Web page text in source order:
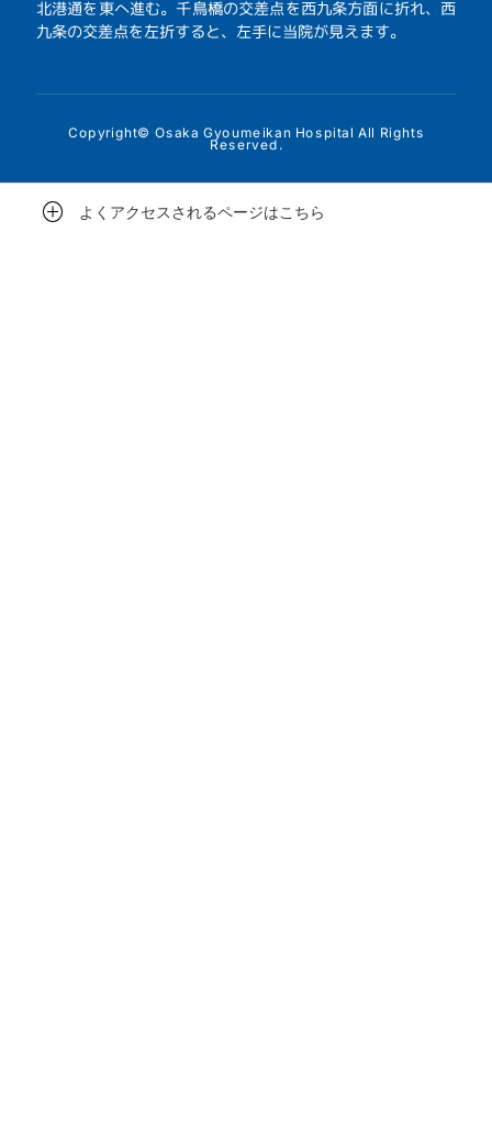
北港通を東へ進む。千鳥橋の交差点を西九条方面に折れ、西
九条の交差点を左折すると、左手に当院が見えます。
Copyright© Osaka Gyoumeikan Hospital All Rights
Reserved.
よくアクセスされるページはこちら